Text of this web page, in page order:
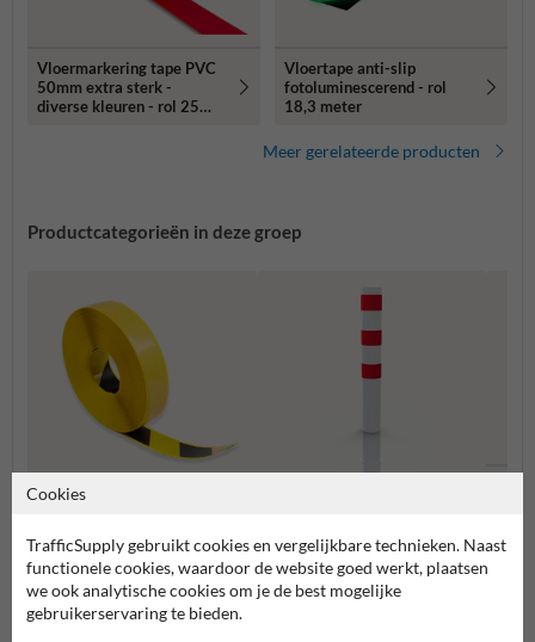
Vloermarkering tape PVC
50mm extra sterk -
diverse kleuren - rol 25
Vloertape anti-slip
fotoluminescerend - rol
18,3 meter
Meer gerelateerde producten
Productcategorieën in deze groep
Aanrijdbeveiliging
Cookies
TrafficSupply gebruikt cookies en vergelijkbare technieken. Naast
functionele cookies, waardoor de website goed werkt, plaatsen
we ook analytische cookies om je de best mogelijke
gebruikerservaring te bieden.